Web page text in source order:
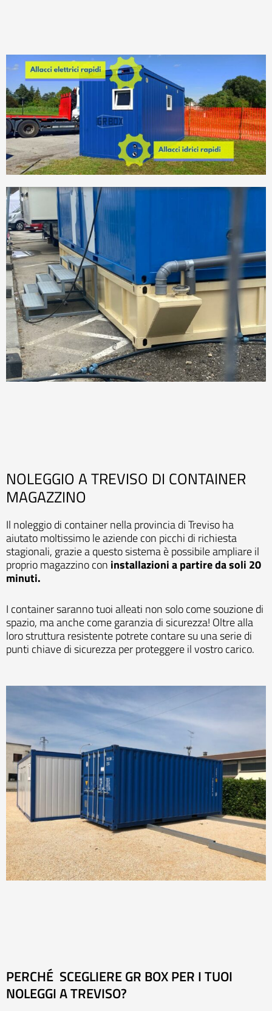
NOLEGGIO A TREVISO DI CONTAINER
MAGAZZINO
Il noleggio di container nella provincia di Treviso ha
aiutato moltissimo le aziende con picchi di richiesta
stagionali, grazie a questo sistema è possibile ampliare il
proprio magazzino con installazioni a partire da soli 20
minuti.
I container saranno tuoi alleati non solo come souzione di
spazio, ma anche come garanzia di sicurezza! Oltre alla
loro struttura resistente potrete contare su una serie di
punti chiave di sicurezza per proteggere il vostro carico.
PERCHÉ SCEGLIERE GR BOX PER I TUOI
NOLEGGI A TREVISO?